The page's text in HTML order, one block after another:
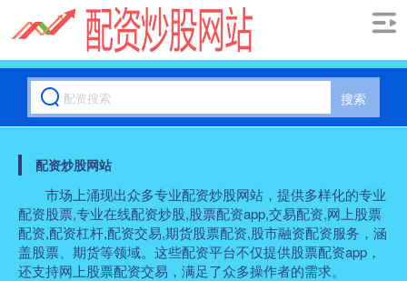
搜索
配资炒股网站
市场上涌现出众多专业配资炒股网站，提供多样化的专业
配资股票,专业在线配资炒股,股票配资app,交易配资,网上股票
配资,配资杠杆,配资交易,期货股票配资,股市融资配资服务，涵
盖股票、期货等领域。这些配资平台不仅提供股票配资app，
还支持网上股票配资交易，满足了众多操作者的需求。